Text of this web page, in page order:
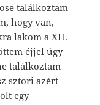
találkoztam
hogy van,
lakom a XII.
éjjel úgy
találkoztam
sztori azért
egy